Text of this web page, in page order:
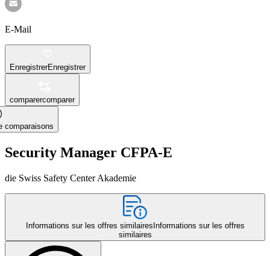
E-Mail
EnregistrerEnregistrer
comparercomparer
comparaisons
Security Manager CFPA-E
die Swiss Safety Center Akademie
Informations sur les offres similaires Informations sur les offres
similaires